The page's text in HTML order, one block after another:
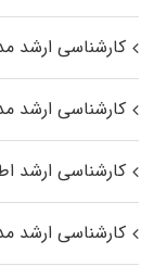
کارشناسی ارشد
کارشناسی ارشد
کارشناسی ارشد
کارشناسی ارشد